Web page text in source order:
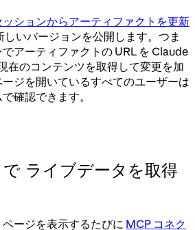
ッションからアーティファクトを更新
いバージョンを公開します。つま
アーティファクトの URL を Claude
在のコンテンツを取得して変更を加
ジを開いているすべてのユーザーは
確認できます。
ライブデータを取得
ージを表示するたびに MCP コネク